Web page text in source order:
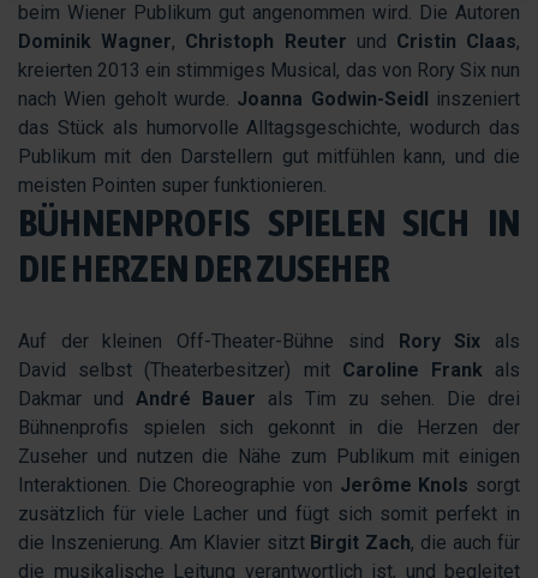
beim Wiener Publikum gut angenommen wird. Die Autoren
Dominik Wagner, Christoph Reuter und Cristin Claas,
kreierten 2013 ein stimmiges Musical, das von Rory Six nun
nach Wien geholt wurde. Joanna Godwin-Seidl inszeniert
das Stück als humorvolle Alltagsgeschichte, wodurch das
Publikum mit den Darstellern gut mitfühlen kann, und die
meisten Pointen super funktionieren.
BÜHNENPROFIS SPIELEN SICH IN
DIE HERZEN DER ZUSEHER
Auf der kleinen Off-Theater-Bühne sind Rory Six als
David selbst (Theaterbesitzer) mit Caroline Frankals
Dakmar und André Bauer als Tim zu sehen. Die drei
Bühnenprofis spielen sich gekonnt in die Herzen der
Zuseher und nutzen die Nähe zum Publikum mit einigen
Interaktionen. Die Choreographie von Jerôme Knols sorgt
zusätzlich für viele Lacher und fügt sich somit perfekt in
die Inszenierung. Am Klavier sitzt Birgit Zach, die auch für
die musikalische Leitung verantwortlich ist, und begleitet